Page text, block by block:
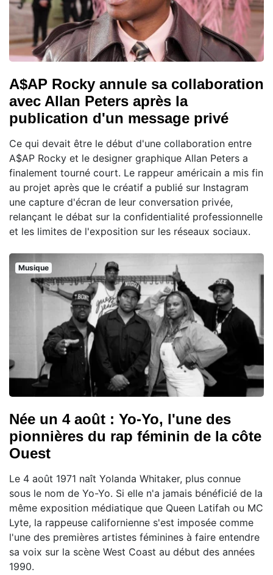
A$AP Rocky annule sa collaboration
avec Allan Peters après la
publication d'un message privé
Ce qui devait être le début d'une collaboration entre
A$AP Rocky et le designer graphique Allan Peters a
finalement tourné court. Le rappeur américain a mis fin
au projet après que le créatif a publié sur Instagram
une capture d'écran de leur conversation privée,
relançant le débat sur la confidentialité professionnelle
et les limites de l'exposition sur les réseaux sociaux.
Musique
Née un 4 août : Yo-Yo, l'une des
pionnières du rap féminin de la côte
Ouest
Le 4 août 1971 naît Yolanda Whitaker, plus connue
sous le nom de Yo-Yo. Si elle n'a jamais bénéficié de la
même exposition médiatique que Queen Latifah ou MC
Lyte, la rappeuse californienne s'est imposée comme
l'une des premières artistes féminines à faire entendre
sa voix sur la scène West Coast au début des années
1990.